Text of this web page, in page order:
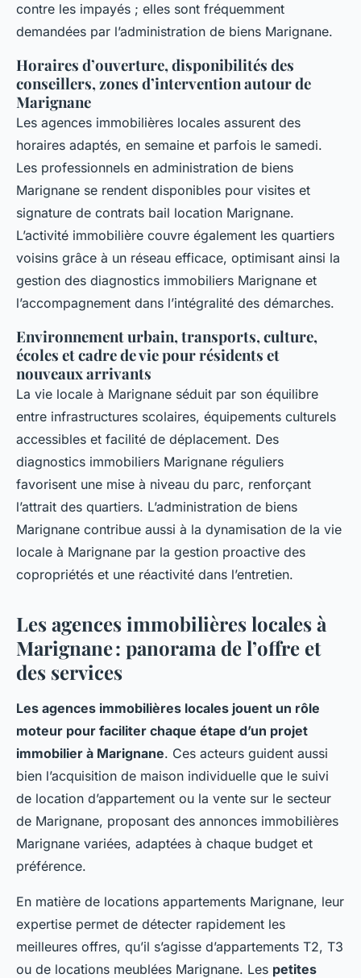
contre les impayés ; elles sont fréquemment
demandées par l’administration de biens Marignane.
Horaires d’ouverture, disponibilités des
conseillers, zones d’intervention autour de
Marignane
Les agences immobilières locales assurent des
horaires adaptés, en semaine et parfois le samedi.
Les professionnels en administration de biens
Marignane se rendent disponibles pour visites et
signature de contrats bail location Marignane.
L’activité immobilière couvre également les quartiers
voisins grâce à un réseau efficace, optimisant ainsi la
gestion des diagnostics immobiliers Marignane et
l’accompagnement dans l’intégralité des démarches.
Environnement urbain, transports, culture,
écoles et cadre de vie pour résidents et
nouveaux arrivants
La vie locale à Marignane séduit par son équilibre
entre infrastructures scolaires, équipements culturels
accessibles et facilité de déplacement. Des
diagnostics immobiliers Marignane réguliers
favorisent une mise à niveau du parc, renforçant
l’attrait des quartiers. L’administration de biens
Marignane contribue aussi à la dynamisation de la vie
locale à Marignane par la gestion proactive des
copropriétés et une réactivité dans l’entretien.
Les agences immobilières locales à
Marignane : panorama de l’offre et
des services
Les agences immobilières locales jouent un rôle
moteur pour faciliter chaque étape d’un projet
immobilier à Marignane. Ces acteurs guident aussi
bien l’acquisition de maison individuelle que le suivi
de location d’appartement ou la vente sur le secteur
de Marignane, proposant des annonces immobilières
Marignane variées, adaptées à chaque budget et
préférence.
En matière de locations appartements Marignane, leur
expertise permet de détecter rapidement les
meilleures offres, qu’il s’agisse d’appartements T2, T3
ou de locations meublées Marignane. Les petites